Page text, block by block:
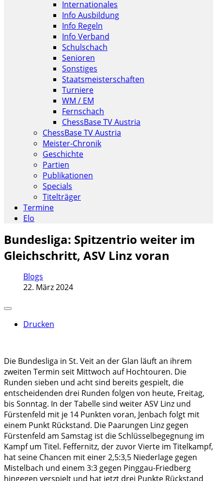
Internationales
Info Ausbildung
Info Regeln
Info Verband
Schulschach
Senioren
Sonstiges
Staatsmeisterschaften
Turniere
WM / EM
Fernschach
ChessBase TV Austria
ChessBase TV Austria
Meister-Chronik
Geschichte
Partien
Publikationen
Specials
Titelträger
Termine
Elo
Bundesliga: Spitzentrio weiter im
Gleichschritt, ASV Linz voran
Blogs
22. März 2024
Drucken
Die Bundesliga in St. Veit an der Glan läuft an ihrem
zweiten Termin seit Mittwoch auf Hochtouren. Die
Runden sieben und acht sind bereits gespielt, die
entscheidenden drei Runden folgen von heute, Freitag,
bis Sonntag. In der Tabelle sind weiter ASV Linz und
Fürstenfeld mit je 14 Punkten voran, Jenbach folgt mit
einem Punkt Rückstand. Die Paarungen Linz gegen
Fürstenfeld am Samstag ist die Schlüsselbegegnung im
Kampf um Titel. Feffernitz, der zuvor Vierte im Titelkampf,
hat seine Chancen mit einer 2,5:3,5 Niederlage gegen
Mistelbach und einem 3:3 gegen Pinggau-Friedberg
hingegen verspielt und hat jetzt drei Punkte Rückstand